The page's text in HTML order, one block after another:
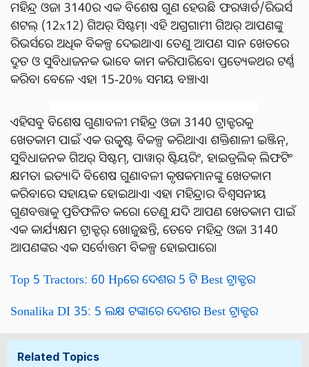
ମହିନ୍ଦ୍ର ଓଜା 3140ର ଏକ ବିଶେଷ ଗୁଣ ହେଉଛି ଫରୱାର୍ଡ/ରିଭର୍ସ
ଶଟଲ୍ (12x12) ଗିଅର୍ ସିଷ୍ଟମ୍। ଏହି ଅଗ୍ରଗାମୀ ଗିଅର୍ ଆପଣଙ୍କୁ
ରିଭର୍ସରେ ଅଧିକ ବିକଳ୍ପ ଦେଇଥାଏ। ତେଣୁ ଆପଣ ସାନ ଖେତରେ
ଦ୍ରୁତ ଓ ସୁବିଧାଜନକ ଭାବେ କାମ କରିପାରିବେ। ପ୍ରତ୍ୟେକଥର ଟର୍ଣ୍ଣ
କରିବା ବେଳେ ଏହା 15-20% ସମୟ ବଞ୍ଚାଏ।
ଏହିସବୁ ବିଶେଷ ଗୁଣାବଳୀ ମହିନ୍ଦ୍ର ଓଜା 3140 ଟ୍ରାକ୍ଟରକୁ
ଖେତକାମ ପାଇଁ ଏକ ଉତ୍କୃଷ୍ଟ ବିକଳ୍ପ କରିଥାଏ। ଶକ୍ତିଶାଳୀ ଇଞ୍ଜିନ୍,
ସୁବିଧାଜନକ ଗିଅର୍ ସିଷ୍ଟମ୍, ପାୱାର୍ ଷ୍ଟିୟରିଂ, ହାଇଡ୍ରଲିକ୍ ଲିଫଟିଂ
କ୍ଷମତା ଇତ୍ୟାଦି ବିଶେଷ ଗୁଣାବଳୀ କୃଷକମାନଙ୍କୁ ଖେତକାମ
କରିବାରେ ସହାୟକ ହୋଇଥାଏ। ଏହା ମହିନ୍ଦ୍ରାର ବିଶ୍ୱସନୀୟ
ଗୁଣବତ୍ତାକୁ ପ୍ରତିଫଳିତ କରେ। ତେଣୁ ଯଦି ଆପଣ ଖେତକାମ ପାଇଁ
ଏକ କାର୍ଯ୍ୟକ୍ଷମ ଟ୍ରାକ୍ଟର୍ ଖୋଜୁଛନ୍ତି, ତେବେ ମହିନ୍ଦ୍ର ଓଜା 3140
ଆପଣଙ୍କର ଏକ ସର୍ବୋତ୍ତମ ବିକଳ୍ପ ହୋଇପାରେ।
Top 5 Tractors: 60 Hpରେ ଦେଶର 5 ଟି Best ଟ୍ରାକ୍ଟର
Sonalika DI 35: 5 ଲକ୍ଷ ଟଙ୍କାରେ ଦେଶର Best ଟ୍ରାକ୍ଟର
Related Topics